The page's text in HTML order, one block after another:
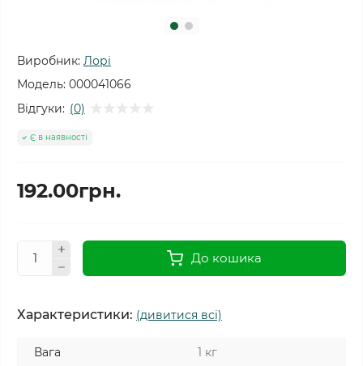
Виробник: Лорі
Модель: 000041066
Відгуки: (0)
Є в наявності
192.00грн.
До кошика
Характеристики: (дивитися всі)
Вага
1 кг